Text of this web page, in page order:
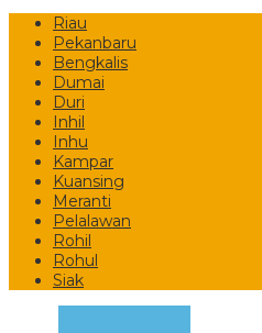
Riau
Pekanbaru
Bengkalis
Dumai
Duri
Inhil
Inhu
Kampar
Kuansing
Meranti
Pelalawan
Rohil
Rohul
Siak